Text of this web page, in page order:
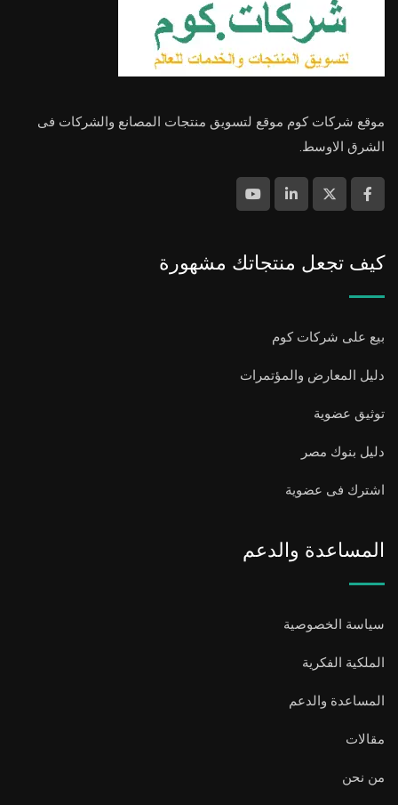
موقع شركات كوم موقع لتسويق منتجات المصانع والشركات فى
الشرق الاوسط.
كيف تجعل منتجاتك مشهورة
بيع على شركات كوم
دليل المعارض والمؤتمرات
توثيق عضوية
دليل بنوك مصر
اشترك فى عضوية
المساعدة والدعم
سياسة الخصوصية
الملكية الفكرية
المساعدة والدعم
مقالات
من نحن